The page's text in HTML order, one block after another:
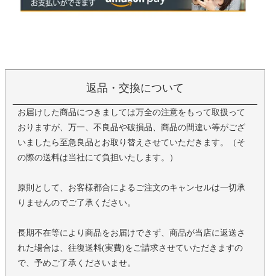
返品・交換について
お届けした商品につきましては万全の注意をもって取扱って
おりますが、万一、不良品や破損品、商品の間違い等がござ
いましたら至急良品とお取り替えさせていただきます。（そ
の際の送料は当社にて負担いたします。）
原則として、お客様都合によるご注文のキャンセルは一切承
りませんのでご了承ください。
長期不在等により商品をお届けできず、商品が当店に返送さ
れた場合は、往復送料(実費)をご請求させていただきますの
で、予めご了承くださいませ。